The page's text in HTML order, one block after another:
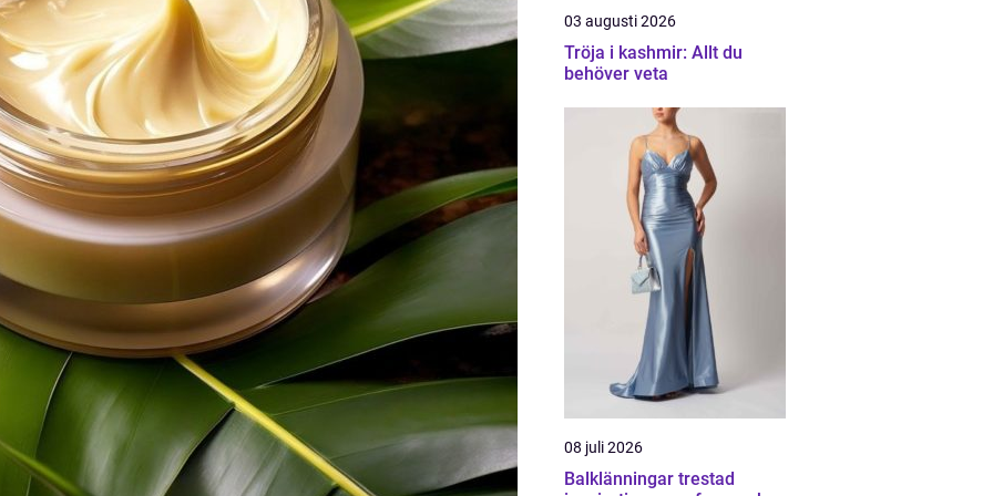
03 augusti 2026
Tröja i kashmir: Allt du
behöver veta
08 juli 2026
Balklänningar trestad